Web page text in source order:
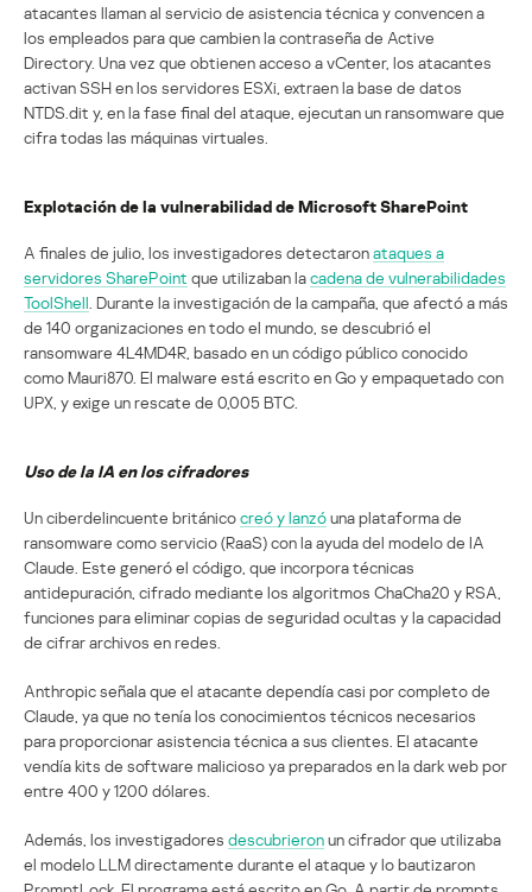
atacantes llaman al servicio de asistencia técnica y convencen a
los empleados para que cambien la contraseña de Active
Directory. Una vez que obtienen acceso a vCenter, los atacantes
activan SSH en los servidores ESXi, extraen la base de datos
NTDS.dit y, en la fase final del ataque, ejecutan un ransomware que
cifra todas las máquinas virtuales.
Explotación de la vulnerabilidad de Microsoft SharePoint
A finales de julio, los investigadores detectaronataques a
servidores SharePoint que utilizaban lacadena de vulnerabilidades
ToolShell . Durante la investigación de la campaña, que afectó a más
de 140 organizaciones en todo el mundo, se descubrió el
ransomware 4L4MD4R, basado en un código público conocido
como Mauri870. El malware está escrito en Go y empaquetado con
UPX, y exige un rescate de 0,005 BTC.
Uso de la IA en los cifradores
Un ciberdelincuente británicocreó y lanzóuna plataforma de
ransomware como servicio (RaaS) con la ayuda del modelo de IA
Claude. Este generó el código, que incorpora técnicas
antidepuración, cifrado mediante los algoritmos ChaCha20 y RSA,
funciones para eliminar copias de seguridad ocultas y la capacidad
de cifrar archivos en redes.
Anthropic señala que el atacante dependía casi por completo de
Claude, ya que no tenía los conocimientos técnicos necesarios
para proporcionar asistencia técnica a sus clientes. El atacante
vendía kits de software malicioso ya preparados en la dark web por
entre 400 y 1200 dólares.
Además, los investigadores descubrieronun cifrador que utilizaba
el modelo LLM directamente durante el ataque y lo bautizaron